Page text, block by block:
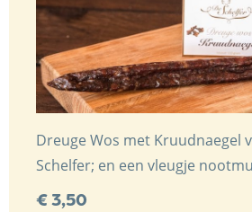
Dreuge Wos met Kruudnaegel
Schelfer; en een vleugje
€3,50